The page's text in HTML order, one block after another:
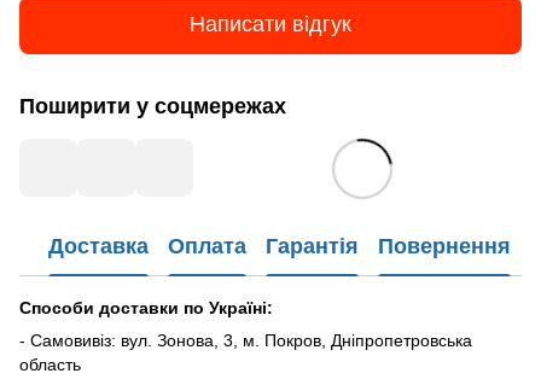
Написати відгук
Поширити у соцмережах
Доставка Оплата Гарантія Повернення
Способи доставки по Україні:
- Самовивіз: вул. Зонова, 3, м. Покров, Дніпропетровська
область